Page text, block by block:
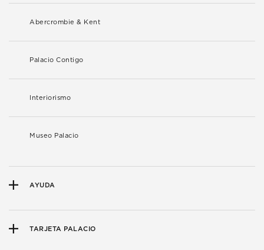
Abercrombie & Kent
Palacio Contigo
Interiorismo
Museo Palacio
AYUDA
TARJETA PALACIO